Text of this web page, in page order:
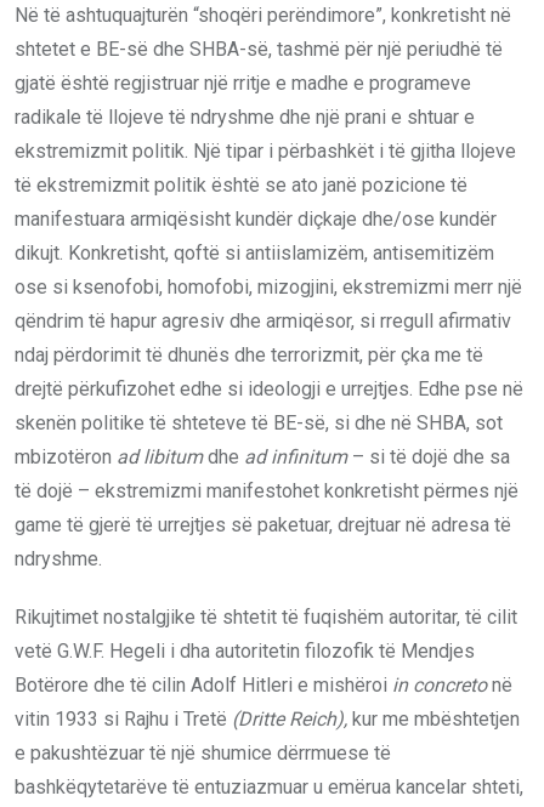
Në të ashtuquajturën “shoqëri perëndimore”, konkretisht në
shtetet e BE-së dhe SHBA-së, tashmë për një periudhë të
gjatë është regjistruar një rritje e madhe e programeve
radikale të llojeve të ndryshme dhe një prani e shtuar e
ekstremizmit politik. Një tipar i përbashkët i të gjitha llojeve
të ekstremizmit politik është se ato janë pozicione të
manifestuara armiqësisht kundër diçkaje dhe/ose kundër
dikujt. Konkretisht, qoftë si antiislamizëm, antisemitizëm
ose si ksenofobi, homofobi, mizogjini, ekstremizmi merr një
qëndrim të hapur agresiv dhe armiqësor, si rregull afirmativ
ndaj përdorimit të dhunës dhe terrorizmit, për çka me të
drejtë përkufizohet edhe si ideologji e urrejtjes. Edhe pse në
skenën politike të shteteve të BE-së, si dhe në SHBA, sot
mbizotëron ad libitumdhe ad infinitum– si të dojë dhe sa
të dojë – ekstremizmi manifestohet konkretisht përmes një
game të gjerë të urrejtjes së paketuar, drejtuar në adresa të
ndryshme.
Rikujtimet nostalgjike të shtetit të fuqishëm autoritar, të cilit
vetë G.W.F. Hegeli i dha autoritetin filozofik të Mendjes
Botërore dhe të cilin Adolf Hitleri e mishëroi in concretonë
vitin 1933 si Rajhu i Tretë (Dritte Reich), kur me mbështetjen
e pakushtëzuar të një shumice dërrmuese të
bashkëqytetarëve të entuziazmuar u emërua kancelar shteti,